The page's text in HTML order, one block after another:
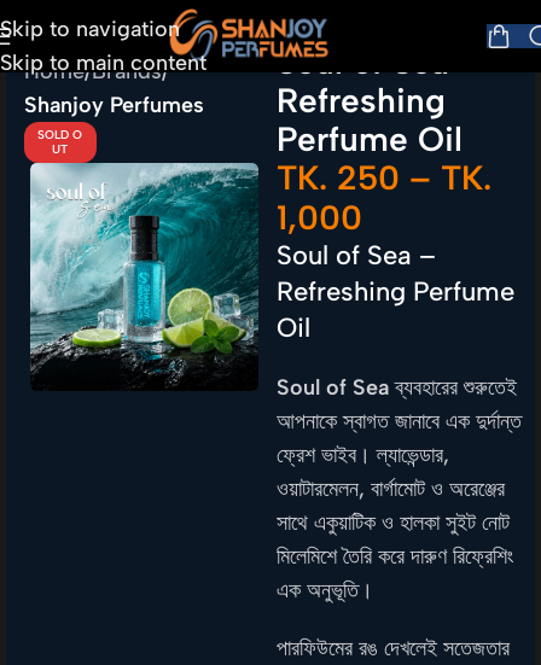
Skip to navigation
Skip to main content
Home Brands
Shanjoy Perfumes
SOLD O
UT
Soul of Sea –
Refreshing
Perfume Oil
TK. 250 – TK.
1,000
Soul of Sea –
Refreshing Perfume
Oil
Soul of Seaব্যবহারের শুরুতেই
আপনাকে স্বাগত জানাবে এক দুর্দান্ত
ফ্রেশ ভাইব। ল্যাভেন্ডার,
ওয়াটারমেলন, বার্গামোট ও অরেঞ্জের
সাথে একুয়াটিক ও হালকা সুইট নোট
মিলেমিশে তৈরি করে দারুণ রিফ্রেশিং
এক অনুভূতি।
পারফিউমের রঙ দেখলেই সতেজতার